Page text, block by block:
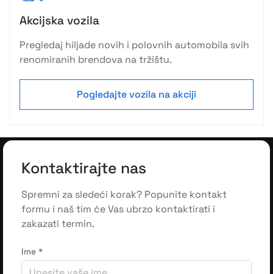
Akcijska vozila
Pregledaj hiljade novih i polovnih automobila svih
renomiranih brendova na tržištu.
Pogledajte vozila na akciji
Kontaktirajte nas
Spremni za sledeći korak? Popunite kontakt
formu i naš tim će Vas ubrzo kontaktirati i
zakazati termin.
Ime *